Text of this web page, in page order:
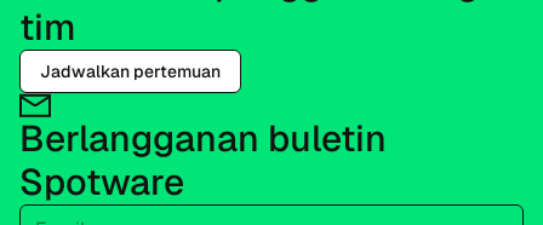
tim
Jadwalkan pertemuan
Berlangganan buletin
Spotware
Email